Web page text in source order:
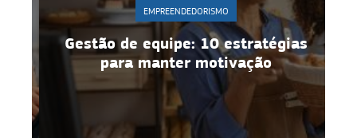
EMPREENDEDORISMO
Gestão de equipe: 10 estratégias
para manter motivação